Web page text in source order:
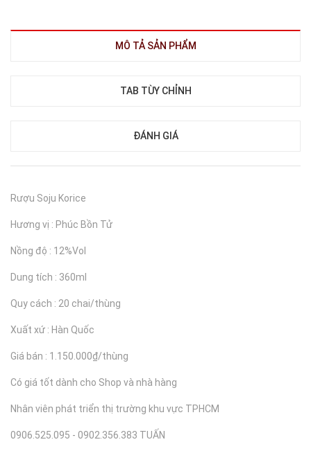
MÔ TẢ SẢN PHẨM
TAB TÙY CHỈNH
ĐÁNH GIÁ
Rượu Soju Korice
Hương vị : Phúc Bồn Tử
Nồng độ : 12%Vol
Dung tích : 360ml
Quy cách : 20 chai/thùng
Xuất xứ : Hàn Quốc
Giá bán : 1.150.000₫/thùng
Có giá tốt dành cho Shop và nhà hàng
Nhân viên phát triển thị trường khu vực TPHCM
0906.525.095 - 0902.356.383 TUẤN